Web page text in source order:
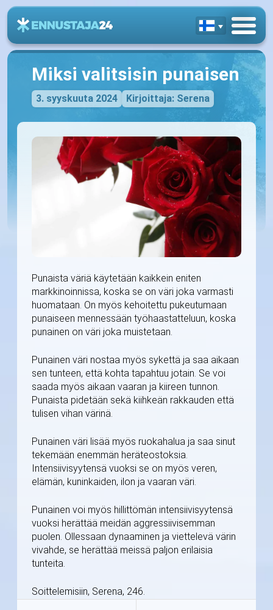
Miksi valitsisin punaisen
3. syyskuuta 2024 Kirjoittaja: Serena
Punaista väriä käytetään kaikkein eniten
markkinoinnissa, koska se on väri joka varmasti
huomataan. On myös kehoitettu pukeutumaan
punaiseen mennessään työhaastatteluun, koska
punainen on väri joka muistetaan.
Punainen väri nostaa myös sykettä ja saa aikaan
sen tunteen, että kohta tapahtuu jotain. Se voi
saada myös aikaan vaaran ja kiireen tunnon.
Punaista pidetään sekä kiihkeän rakkauden että
tulisen vihan värinä.
Punainen väri lisää myös ruokahalua ja saa sinut
tekemään enemmän heräteostoksia.
Intensiivisyytensä vuoksi se on myös veren,
elämän, kuninkaiden, ilon ja vaaran väri.
Punainen voi myös hillittömän intensiivisyytensä
vuoksi herättää meidän aggressiivisemman
puolen. Ollessaan dynaaminen ja viettelevä värin
vivahde, se herättää meissä paljon erilaisia
tunteita.
Soittelemisiin, Serena, 246.